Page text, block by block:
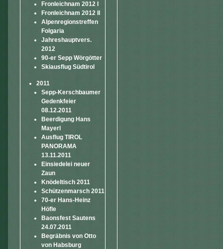
Fronleichnam 2012 I
Fronleichnam 2012 II
Alpenregionstreffen
Folgaria
Jahreshauptvers.
2012
90-er Sepp Wörgötter
Skiausflug Südtirol
2011
Sepp-Kerschbaumer
Gedenkfeier
08.12.2011
Beerdigung Hans
Mayerl
Ausflug TIROL
PANORAMA
13.11.2011
Einsiedelei neuer
Zaun
Knödeltisch 2011
Schützenmarsch 2011
70-er Hans-Heinz
Höfle
Baonsfest Sautens
24.07.2011
Begräbnis von Otto
von Habsburg